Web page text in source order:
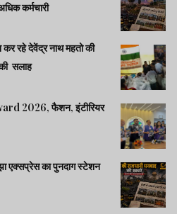
कर्मचारी
रहे देवेंद्र नाथ महतो की
की सलाह
2026, फैशन, इंटीरियर
एक्सप्रेस का पुनदाग स्टेशन